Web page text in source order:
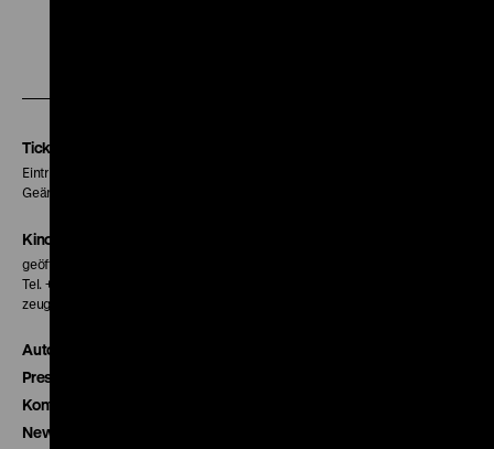
Tickets
Eintritt 5 €
Geänderte Preise sind im Programm vermerkt.
Kinokasse
geöffnet 30 Minuten vor Beginn der ersten Vorstellung
Tel. + 49 30 20304-770
zeughauskino@dhm.de
Autor*innen
Presse
Kontakt
Newsletter